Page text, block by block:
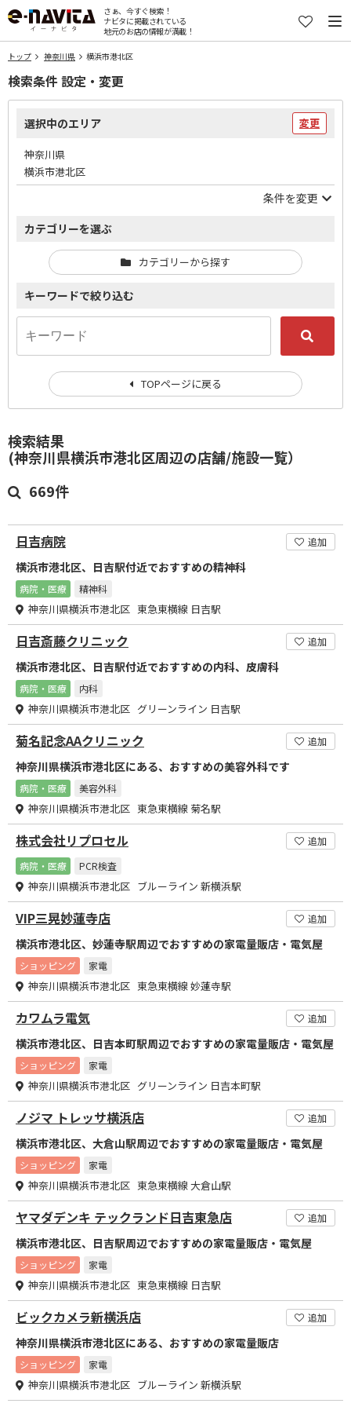
さぁ、今すぐ検索！
ナビタに掲載されている
地元のお店の情報が満載！
トップ 神奈川県 横浜市港北区
検索結果
(神奈川県横浜市港北区周辺の店舗/施設一覧）
669件
日吉病院 追加
横浜市港北区、日吉駅付近でおすすめの精神科
病院・医療 精神科
神奈川県横浜市港北区 東急東横線 日吉駅
日吉斎藤クリニック 追加
横浜市港北区、日吉駅付近でおすすめの内科、皮膚科
病院・医療 内科
神奈川県横浜市港北区 グリーンライン 日吉駅
菊名記念AAクリニック 追加
神奈川県横浜市港北区にある、おすすめの美容外科です
病院・医療 美容外科
神奈川県横浜市港北区 東急東横線 菊名駅
株式会社リプロセル
追加
病院・医療
PCR検査
神奈川県横浜市港北区 ブルーライン 新横浜駅
VIP三晃妙蓮寺店 追加
横浜市港北区、妙蓮寺駅周辺でおすすめの家電量販店・電気屋
ショッピング 家電
神奈川県横浜市港北区 東急東横線 妙蓮寺駅
カワムラ電気 追加
横浜市港北区、日吉本町駅周辺でおすすめの家電量販店・電気屋
ショッピング 家電
神奈川県横浜市港北区 グリーンライン 日吉本町駅
ノジマ トレッサ横浜店 追加
横浜市港北区、大倉山駅周辺でおすすめの家電量販店・電気屋
ショッピング 家電
神奈川県横浜市港北区 東急東横線 大倉山駅
ヤマダデンキ テックランド日吉東急店 追加
横浜市港北区、日吉駅周辺でおすすめの家電量販店・電気屋
ショッピング 家電
神奈川県横浜市港北区 東急東横線 日吉駅
ビックカメラ新横浜店 追加
神奈川県横浜市港北区にある、おすすめの家電量販店
ショッピング 家電
神奈川県横浜市港北区 ブルーライン 新横浜駅
検索条件 設定・変更
選択中のエリア 変更
神奈川県
横浜市港北区
条件を変更
カテゴリーを選ぶ
カテゴリーから探す
キーワードで絞り込む
TOPページに戻る